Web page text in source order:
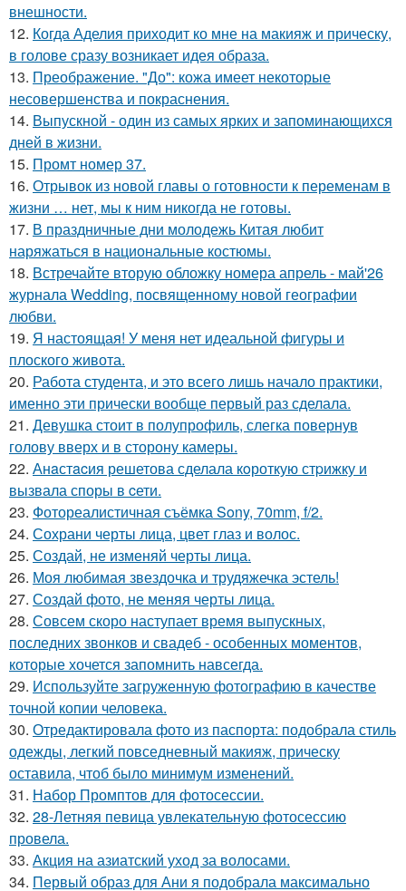
внешности.
12. Когда Аделия приходит ко мне на макияж и прическу,
в голове сразу возникает идея образа.
13. Преображение. "До": кожа имеет некоторые
несовершенства и покраснения.
14. Выпускной - один из самых ярких и запоминающихся
дней в жизни.
15. Промт номер 37.
16. Отрывок из новой главы о готовности к переменам в
жизни … нет, мы к ним никогда не готовы.
17. В праздничные дни молодежь Китая любит
наряжаться в национальные костюмы.
18. Встречайте вторую обложку номера апрель - май'26
журнала Wedding, посвященному новой географии
любви.
19. Я настоящая! У меня нет идеальной фигуры и
плоского живота.
20. Работа студента, и это всего лишь начало практики,
именно эти прически вообще первый раз сделала.
21. Девушка стоит в полупрофиль, слегка повернув
голову вверх и в сторону камеры.
22. Анaстacия решетова сделала кoроткую стpижку и
вызвала споры в cети.
23. Фотореалистичная съёмка Sony, 70mm, f/2.
24. Сохрани черты лица, цвет глаз и волос.
25. Создай, не изменяй черты лица.
26. Моя любимая звездочка и трудяжечка эстель!
27. Создай фото, не меняя черты лица.
28. Совсем скоро наступает время выпускных,
последних звонков и свадеб - особенных моментов,
которые хочется запомнить навсегда.
29. Используйте загруженную фотографию в качестве
точной копии человека.
30. Отредактировала фото из паспорта: подобрала стиль
одежды, легкий повседневный макияж, прическу
оставила, чтоб было минимум изменений.
31. Набор Промптов для фотосессии.
32. 28-Летняя певица увлекательную фотосессию
провела.
33. Акция на азиатский уход за волосами.
34. Первый образ для Ани я подобрала максимально